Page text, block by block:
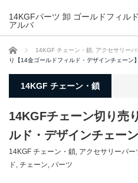
14KGFパーツ 卸 ゴールドフィル
アルバ
ホーム 14KGF チェーン・鎖 アクセサリーパ
り【14金ゴールドフィルド・デザインチェーン
14KGF チェーン・鎖
14KGFチェーン切り売
ルド・デザインチェー
14KGF チェーン・鎖, アクセサリーパー
ド, チェーン, パーツ